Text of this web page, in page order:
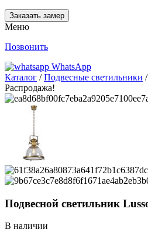
Заказать замер
Меню
Позвонить
WhatsApp
Каталог /Подвесные светильники
Распродажа!
Подвесной светильник
В наличии